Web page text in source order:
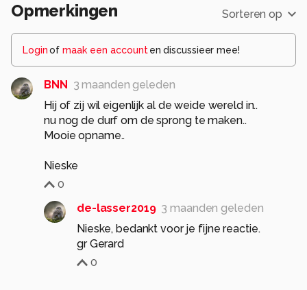
Opmerkingen Sorteren op
Loginof maak een account en discussieer mee!
BNN
3 maanden geleden
Hij of zij wil eigenlijk al de weide wereld in..
nu nog de durf om de sprong te maken..
Mooie opname..
Nieske
0
de-lasser2019 3 maanden geleden
Nieske, bedankt voor je fijne reactie.
0